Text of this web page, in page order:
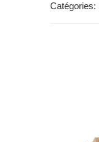
Catégories: